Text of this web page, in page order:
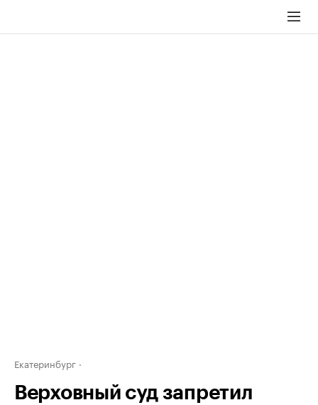
Екатеринбург
Верховный суд запретил